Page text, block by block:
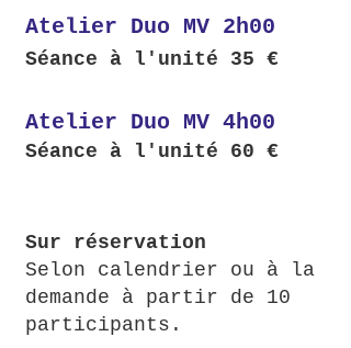
Atelier Duo MV 2h00
Séance à l'unité 35 €
Atelier Duo MV 4h00
Séance à l'unité 60 €
Sur réservation
Selon calendrier ou à la
demande à partir de 10
participants.